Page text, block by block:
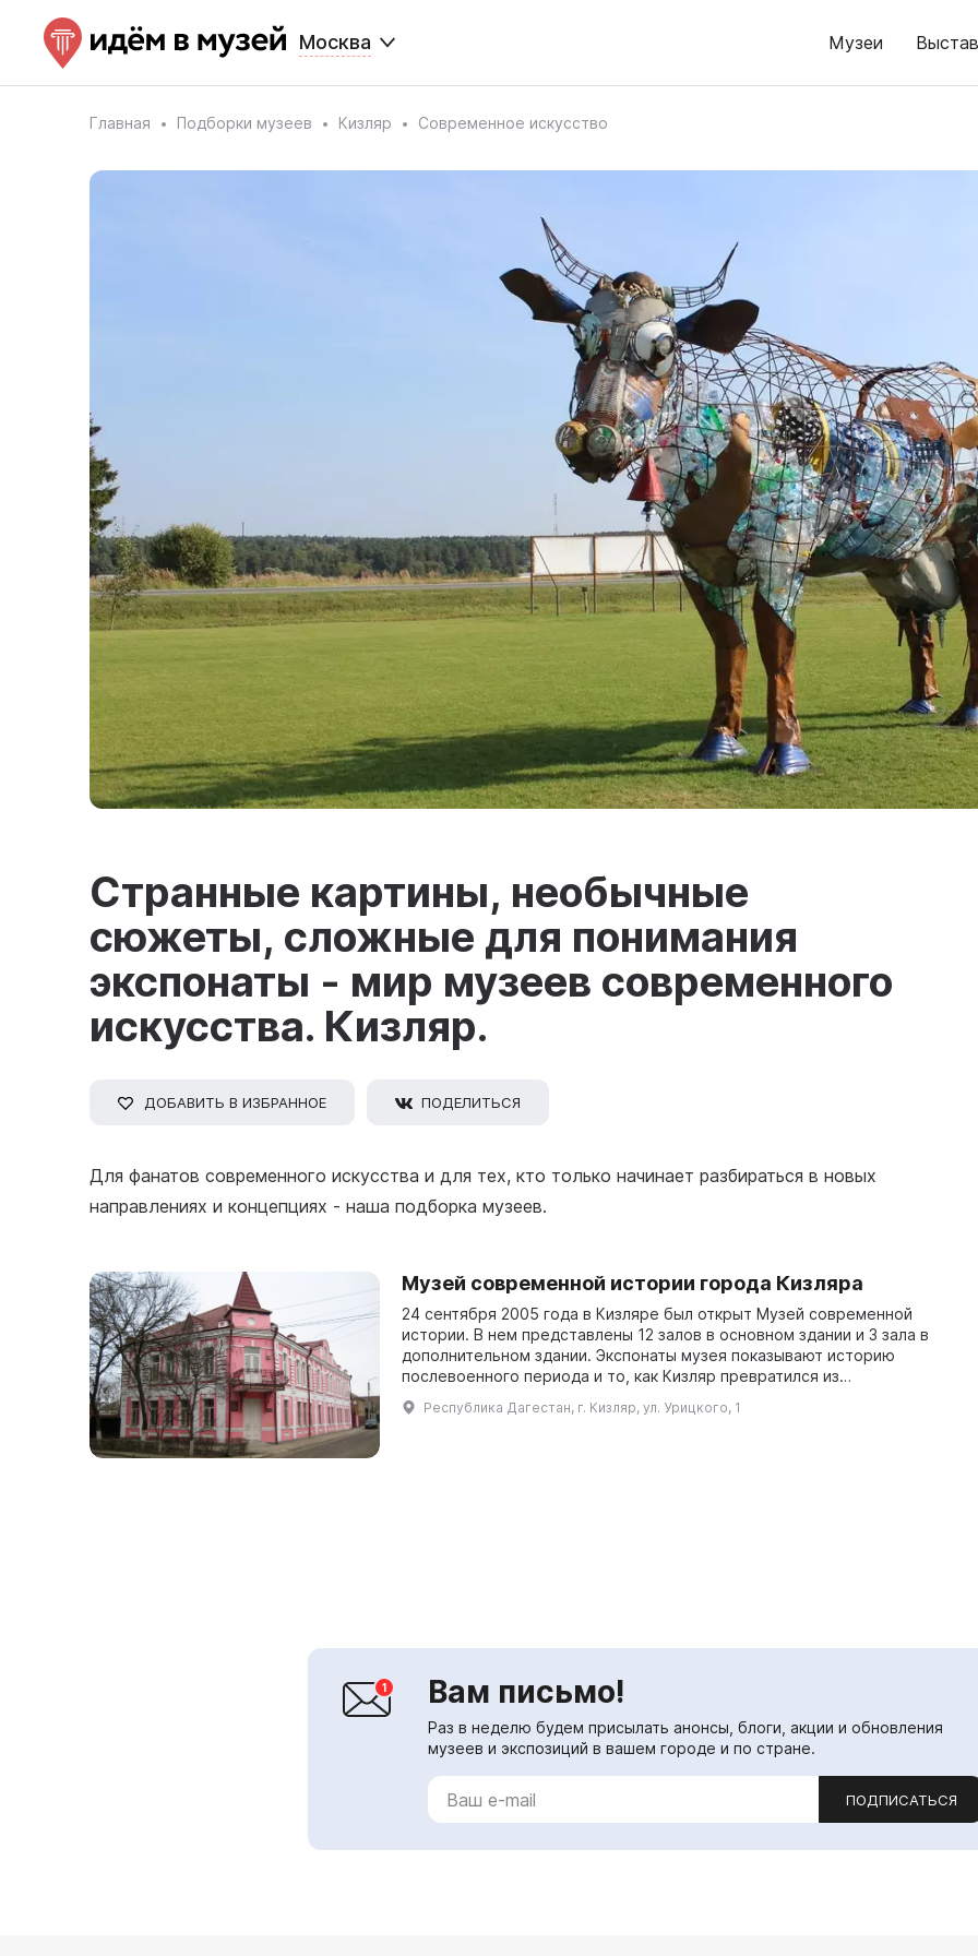
Москва Музеи
Главная Подборки музеев Кизляр Современное искусство
Странные картины, необычные
сюжеты, сложные для понимания
экспонаты - мир музеев современного
искусства. Кизляр.
ДОБАВИТЬ В ИЗБРАННОЕ ПОДЕЛИТЬСЯ
Для фанатов современного искусства и для тех, кто только начинает разбираться в новых
направлениях и концепциях - наша подборка музеев.
Музей современной истории города Кизляра
24 сентября 2005 года в Кизляре был открыт Музей современной
истории. В нем представлены 12 залов в основном здании и 3 зала в
дополнительном здании. Экспонаты музея показывают историю
послевоенного периода и то, как Кизляр превратился из
провинциального городка в город с высокоразвитой
промышленнос...
Республика Дагестан, г. Кизляр, ул. Урицкого, 1
Вам письмо!
Раз в неделю будем присылать анонсы, блоги, акции и обновления
музеев и экспозиций в вашем городе и по стране.
ПОДПИСАТЬСЯ